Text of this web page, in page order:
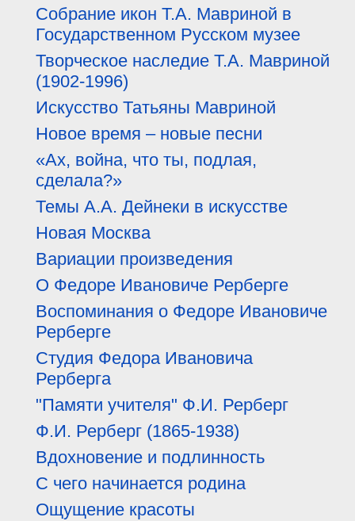
Собрание икон Т.А. Мавриной в
Государственном Русском музее
Творческое наследие Т.А. Мавриной
(1902-1996)
Искусство Татьяны Мавриной
Новое время – новые песни
«Ах, война, что ты, подлая,
сделала?»
Темы А.А. Дейнеки в искусстве
Новая Москва
Вариации произведения
О Федоре Ивановиче Рерберге
Воспоминания о Федоре Ивановиче
Рерберге
Студия Федора Ивановича
Рерберга
"Памяти учителя" Ф.И. Рерберг
Ф.И. Рерберг (1865-1938)
Вдохновение и подлинность
С чего начинается родина
Ощущение красоты